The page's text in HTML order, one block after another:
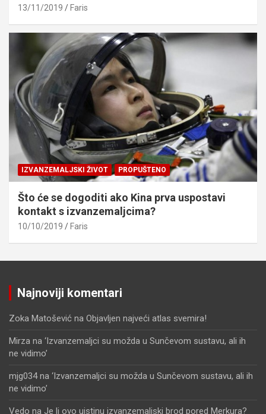
13/11/2019 Faris
IZVANZEMALJSKI ŽIVOT PROPUŠTENO
Što će se dogoditi ako Kina prva uspostavi
kontakt s izvanzemaljcima?
10/10/2019 Faris
Najnoviji komentari
Zoka Matošević na Objavljen najveći atlas svemira!
Mirza na ‘Izvanzemaljci su možda u Sunčevom sustavu, ali ih
ne vidimo’
mjg034na ‘Izvanzemaljci su možda u Sunčevom sustavu, ali ih
ne vidimo’
Vedo na Je li ovo uistinu izvanzemaljski brod pored Merkura?